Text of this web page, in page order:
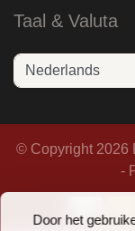
Door het
Taal & Valuta
© Copyright 2026
-